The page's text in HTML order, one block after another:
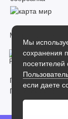
Мы
сохранения
если даете
Мы в соцсетях:
Политика